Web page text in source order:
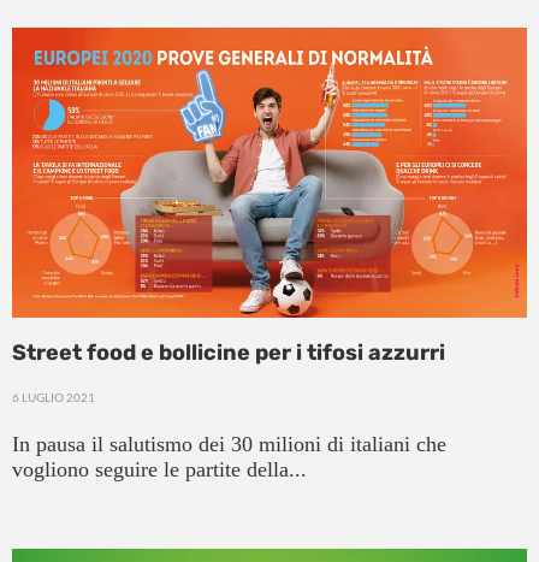
Street food e bollicine per i tifosi azzurri
6 LUGLIO 2021
In pausa il salutismo dei 30 milioni di italiani che
vogliono seguire le partite della...